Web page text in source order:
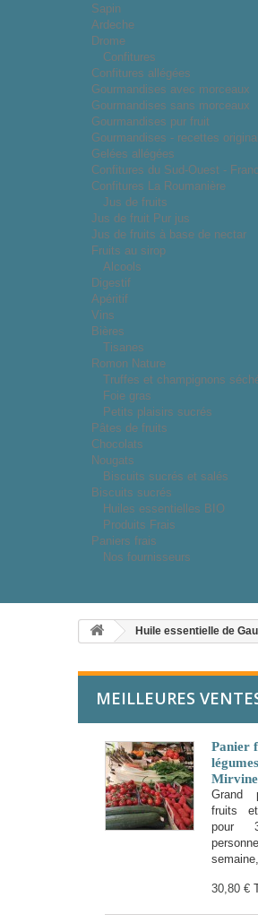
Sapin
Ardeche
Drome
Confitures
Confitures allégées
Gourmandises avec morceaux
Gourmandises sans morceaux
Gourmandises pur fruit
Gourmandises - recettes
Gelées allégées
Confitures du Sud-Ouest -
Confitures La Roumanière
Jus de fruits
Jus de fruit Pur jus
Jus de fruits à base de nectar
Fruits au sirop
Alcools
Digestif
Apéritif
Vins
Bières
Tisanes
Romon Nature
Truffes et champignons
Foie gras
Petits plaisirs sucrés
Pâtes de fruits
Chocolats
Nougats
Biscuits sucrés et salés
Biscuits sucrés
Huiles essentielles BIO
Produits Frais
Paniers frais
Nos fournisseurs
Huile essentielle de
MEILLEURES
Panier
Mirvine
Grand
fruits
30,80 €